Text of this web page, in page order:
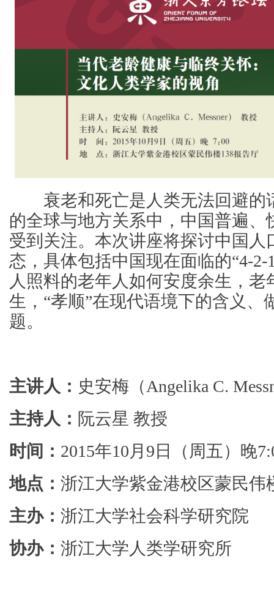
衰老和死亡是人类无法回避的
的全球与地方关系中，中国普遍、
受到关注。本次讲座将探讨中国人
态，具体包括中国现在面临的“4-2-
人照料的老年人如何安度余生，老
生，“孝顺”在现代语境下的含义、
题。
主讲人： 史安梅（Angelika C.
主持人： 阮云星 教授
时间： 2015年10月9日（周五）晚
地点： 浙江大学紫金港校区蒙民伟
主办： 浙江大学社会科学研究院
协办： 浙江大学人类学研究所